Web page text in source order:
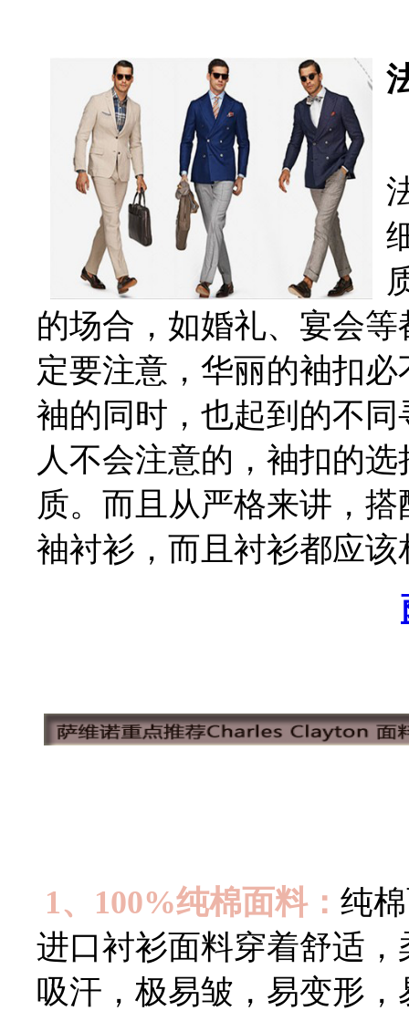
的场合，如婚礼、宴会
定要注意，华丽的袖扣
袖的同时，也起到的不
人不会注意的，袖扣的
质。而且从严格来讲，
袖衬衫，而且衬衫都应
1、100%纯棉面料： 纯
进口衬衫面料穿着舒适，
吸汗，极易皱，易变形，